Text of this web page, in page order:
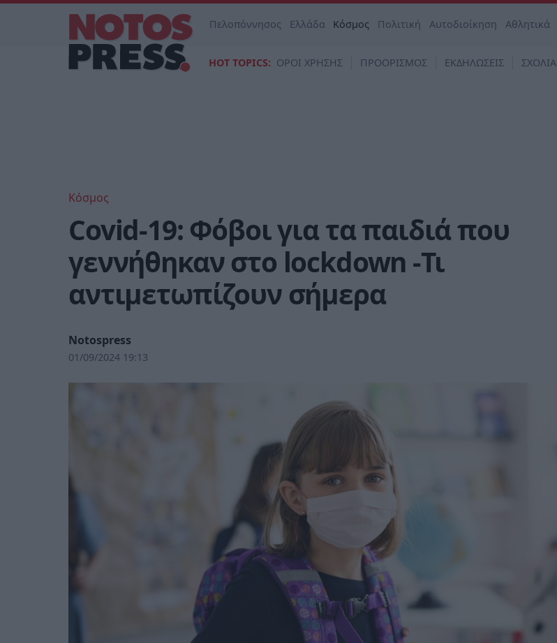
Πελοπόννησος Ελλάδα Κόσμος Πολιτική Αυτοδιοίκηση Αθλητικά
HOT TOPICS: ΟΡΟΙ ΧΡΗΣΗΣ ΠΡΟΟΡΙΣΜΟΣ ΕΚΔΗΛΩΣΕΙΣ ΣΧΟΛΙΑ
Κόσμος
Covid-19: Φόβοι για τα παιδιά που
γεννήθηκαν στo lockdown -Τι
αντιμετωπίζουν σήμερα
Notospress
01/09/2024 19:13